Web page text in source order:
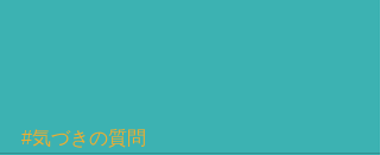
#気づきの質問